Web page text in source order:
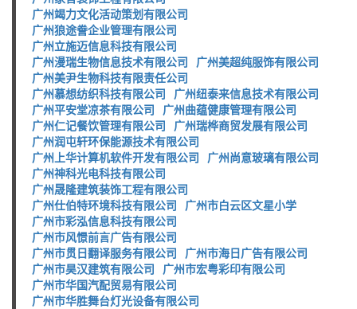
广州竭力文化活动策划有限公司
广州狼途誊企业管理有限公司
广州立施迈信息科技有限公司
广州漫瑞生物信息技术有限公司 广州美超纯服饰有限公司
广州美尹生物科技有限责任公司
广州慕想纺织科技有限公司 广州纽泰来信息技术有限公司
广州平安堂凉茶有限公司 广州曲蕴健康管理有限公司
广州仁记餐饮管理有限公司 广州瑞桦商贸发展有限公司
广州润屯轩环保能源技术有限公司
广州上华计算机软件开发有限公司 广州尚意玻璃有限公司
广州神科光电科技有限公司
广州晟隆建筑装饰工程有限公司
广州仕伯特环境科技有限公司 广州市白云区文星小学
广州市彩泓信息科技有限公司
广州市风憬前言广告有限公司
广州市贯日翻译服务有限公司 广州市海日广告有限公司
广州市昊汉建筑有限公司 广州市宏粤彩印有限公司
广州市华国汽配贸易有限公司
广州市华胜舞台灯光设备有限公司